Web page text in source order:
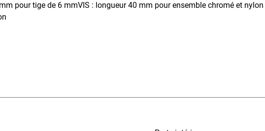
pour tige de 6 mmVIS : longueur 40 mm pour ensemble chromé et